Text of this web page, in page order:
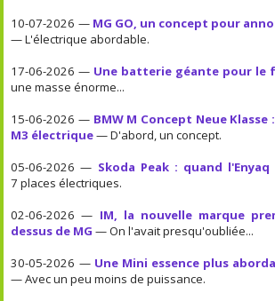
10-07-2026 — MG GO, un concept pour
— L'électrique abordable.
17-06-2026 — Une batterie géante pour le
une masse énorme...
15-06-2026 — BMW M Concept Neue
M3 électrique— D'abord, un concept.
05-06-2026 — Skoda Peak : quand
7 places électriques.
02-06-2026 — IM, la nouvelle marque
dessus de MG — On l'avait presqu'oubliée...
30-05-2026 — Une Mini essence plus
— Avec un peu moins de puissance.